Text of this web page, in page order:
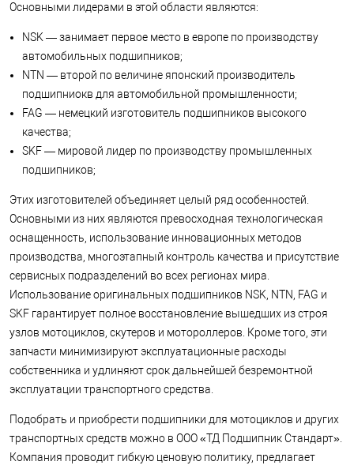
Основными лидерами в этой области являются:
NSK — занимает первое место в европе по производству
автомобильных подшипников;
NTN — второй по величине японский производитель
подшипниокв для автомобильной промышленности;
FAG — немецкий изготовитель подшипников высокого
качества;
SKF — мировой лидер по производству промышленных
подшипников;
Этих изготовителей объединяет целый ряд особенностей.
Основными из них являются превосходная технологическая
оснащенность, использование инновационных методов
производства, многоэтапный контроль качества и присутствие
сервисных подразделений во всех регионах мира.
Использование оригинальных подшипников NSK, NTN, FAG и
SKF гарантирует полное восстановление вышедших из строя
узлов мотоциклов, скутеров и мотороллеров. Кроме того, эти
запчасти минимизируют эксплуатационные расходы
собственника и удлиняют срок дальнейшей безремонтной
эксплуатации транспортного средства.
Подобрать и приобрести подшипники для мотоциклов и других
транспортных средств можно в ООО «ТД Подшипник Стандарт».
Компания проводит гибкую ценовую политику, предлагает